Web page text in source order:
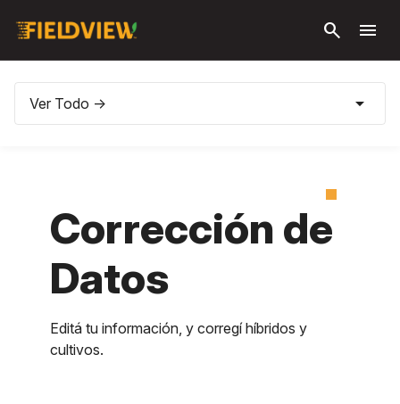
search menu
Ver Todo -> arrow_drop_down
Corrección de
Datos
Editá tu información, y corregí híbridos y
cultivos.